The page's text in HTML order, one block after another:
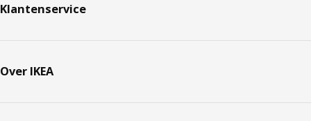
Klantenservice
Over IKEA